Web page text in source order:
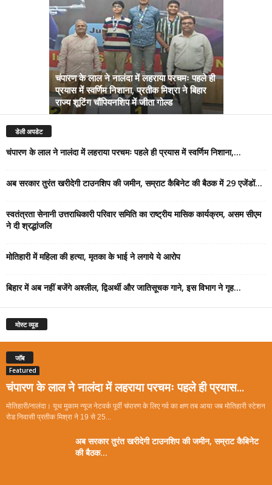
चंपारण के लाल ने नालंदा में लहराया परचमः पहले ही
प्रयास में स्वर्णिम निशाना, प्रतीक मिश्रा ने बिहार
राज्य शूटिंग चौंपियनशिप में जीता गोल्ड
डेली अपडेट
चंपारण के लाल ने नालंदा में लहराया परचमः पहले ही प्रयास में स्वर्णिम निशाना,...
अब सरकार तुरंत खरीदेगी टाउनशिप की जमीन, सम्राट कैबिनेट की बैठक में 29 एजेंडों...
स्वतंत्रता सेनानी उत्तराधिकारी परिवार समिति का राष्ट्रीय मासिक कार्यक्रम, असम सीएम
ने दी श्रद्धांजलि
मोतिहारी में महिला की हत्या, मृतका के भाई ने लगाये ये आरोप
बिहार में अब नहीं बजेंगे अश्लील, द्विअर्थी और जातिसूचक गाने, इस विभाग ने गृह...
मोस्ट व्यूड
जॉब
Featured
चंपारण के लाल ने नालंदा में लहराया परचमः पहले ही प्रयास...
मोतिहारी/नालंदा। यूथ मुकाम न्यूज नेटवर्क पूर्वी चंपारण के लिए गर्व का क्षण तब आया जब मोतिहारी स्टेशन
रोड निवासी प्रतीक मिश्रा ने 19 से 25...
अब सरकार तुरंत खरीदेगी टाउनशिप की जमीन, सम्राट कैबिनेट
की बैठक...